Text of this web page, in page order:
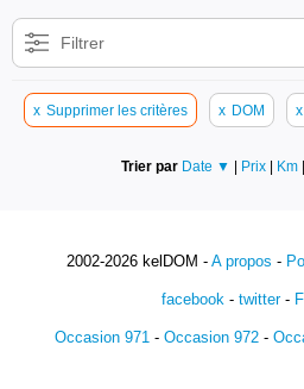
Filtrer
x Supprimer les critères x DOM x
Trier par Date ▼ | Prix | Km |
2002-2026 kelDOM - A propos -
facebook- twitter-
Occasion 971 - Occasion 972 -